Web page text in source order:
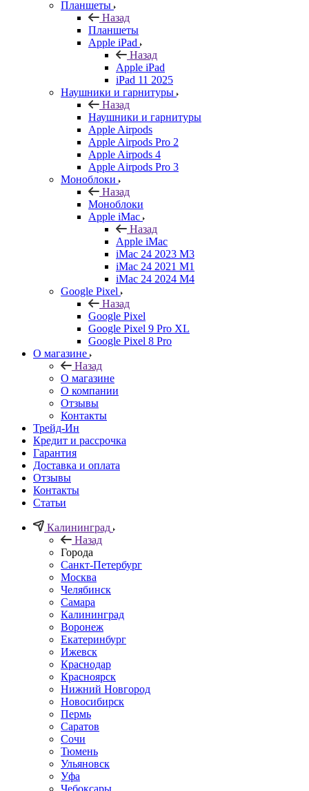
Планшеты
Назад
Планшеты
Apple iPad
Назад
Apple iPad
iPad 11 2025
Наушники и гарнитуры
Назад
Наушники и гарнитуры
Apple Airpods
Apple Airpods Pro 2
Apple Airpods 4
Apple Airpods Pro 3
Моноблоки
Назад
Моноблоки
Apple iMac
Назад
Apple iMac
iMac 24 2023 M3
iMac 24 2021 M1
iMac 24 2024 M4
Google Pixel
Назад
Google Pixel
Google Pixel 9 Pro XL
Google Pixel 8 Pro
О магазине
Назад
О магазине
О компании
Отзывы
Контакты
Трейд-Ин
Кредит и рассрочка
Гарантия
Доставка и оплата
Отзывы
Контакты
Статьи
Калининград
Назад
Города
Санкт-Петербург
Москва
Челябинск
Самара
Калининград
Воронеж
Екатеринбург
Ижевск
Краснодар
Красноярск
Нижний Новгород
Новосибирск
Пермь
Саратов
Сочи
Тюмень
Ульяновск
Уфа
Чебоксары